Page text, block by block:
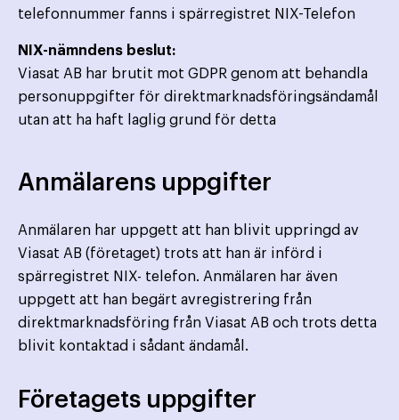
telefonnummer fanns i spärregistret NIX-Telefon
NIX-nämndens beslut:
Viasat AB har brutit mot GDPR genom att behandla
personuppgifter för direktmarknadsföringsändamål
utan att ha haft laglig grund för detta
Anmälarens uppgifter
Anmälaren har uppgett att han blivit uppringd av
Viasat AB (företaget) trots att han är införd i
spärregistret NIX- telefon. Anmälaren har även
uppgett att han begärt avregistrering från
direktmarknadsföring från Viasat AB och trots detta
blivit kontaktad i sådant ändamål.
Företagets uppgifter